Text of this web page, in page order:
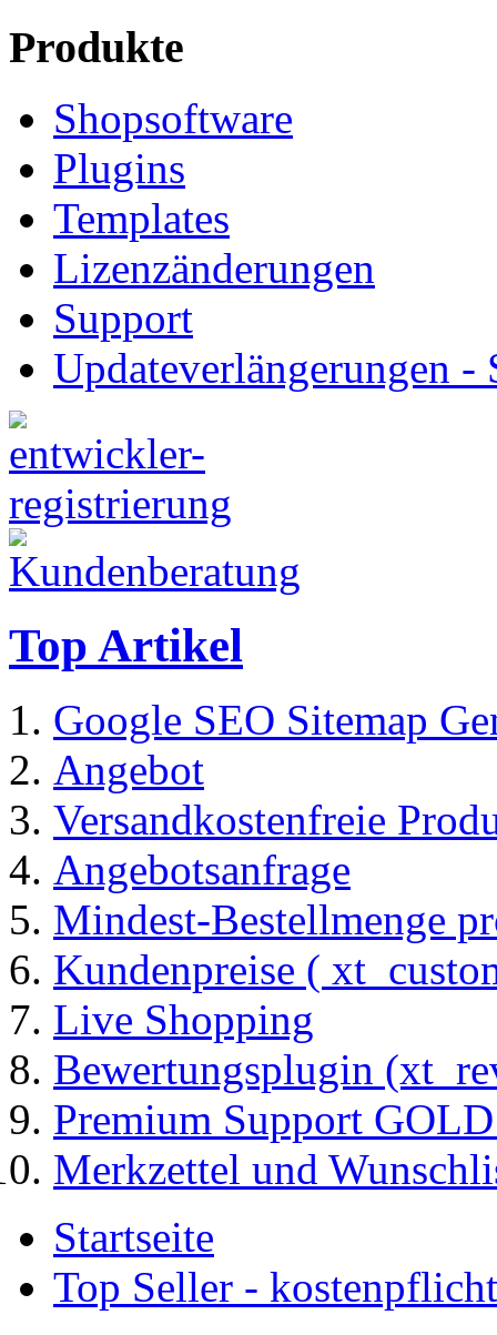
Produkte
Shopsoftware
Plugins
Templates
Lizenzänderungen
Support
Updateverlängerungen -
Top Artikel
Google SEO Sitemap
Angebot
Versandkostenfreie
Angebotsanfrage
Mindest-Bestellmenge
Kundenpreise (
Live Shopping
Bewertungsplugin
Premium Support
Merkzettel und
Startseite
Top Seller -